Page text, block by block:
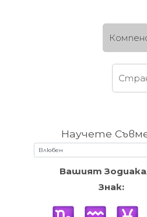
Научете
Вашият
Знак: